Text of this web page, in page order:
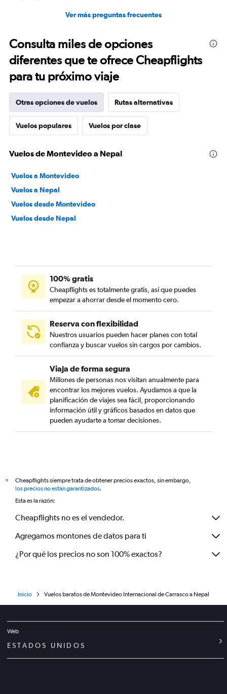
Ver más preguntas frecuentes
Consulta miles de opciones
diferentes que te ofrece Cheapflights
para tu próximo viaje
Otras opciones de vuelos Rutas alternativas
Vuelos populares Vuelos por clase
Vuelos de Montevideo a Nepal
Vuelos a Montevideo
Vuelos a Nepal
Vuelos desde Montevideo
Vuelos desde Nepal
100% gratis
Cheapflights es totalmente gratis, así que puedes
empezar a ahorrar desde el momento cero.
Reserva con flexibilidad
Nuestros usuarios pueden hacer planes con total
confianza y buscar vuelos sin cargos por cambios.
Viaja de forma segura
Millones de personas nos visitan anualmente para
encontrar los mejores vuelos. Ayudamos a que la
planificación de viajes sea fácil, proporcionando
información útil y gráficos basados en datos que
pueden ayudarte a tomar decisiones.
*
Cheapflights siempre trata de obtener precios exactos, sin embargo,
los precios no están garantizados.
Esta es la razón:
Cheapflights no es el vendedor.
Agregamos montones de datos para ti
¿Por qué los precios no son 100% exactos?
Inicio Vuelos baratos de Montevideo Internacional de Carrasco a Nepal
Web
ESTADOS UNIDOS